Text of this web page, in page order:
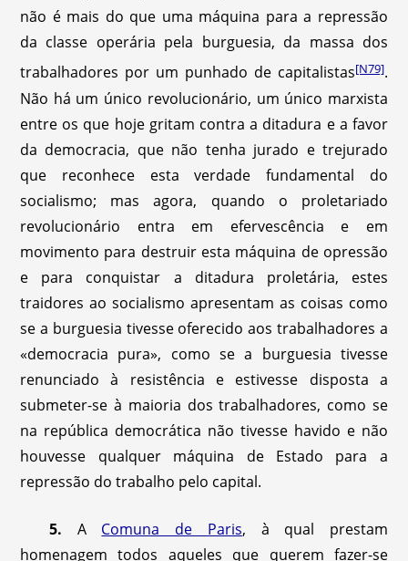
não é mais do que uma máquina para a repressão
da classe operária pela burguesia, da massa dos
trabalhadores por um punhado de capitalistas[N79].
Não há um único revolucionário, um único marxista
entre os que hoje gritam contra a ditadura e a favor
da democracia, que não tenha jurado e trejurado
que reconhece esta verdade fundamental do
socialismo; mas agora, quando o proletariado
revolucionário entra em efervescência e em
movimento para destruir esta máquina de opressão
e para conquistar a ditadura proletária, estes
traidores ao socialismo apresentam as coisas como
se a burguesia tivesse oferecido aos trabalhadores a
«democracia pura», como se a burguesia tivesse
renunciado à resistência e estivesse disposta a
submeter-se à maioria dos trabalhadores, como se
na república democrática não tivesse havido e não
houvesse qualquer máquina de Estado para a
repressão do trabalho pelo capital.
5. A Comuna de Paris, à qual prestam
homenagem todos aqueles que querem fazer-se